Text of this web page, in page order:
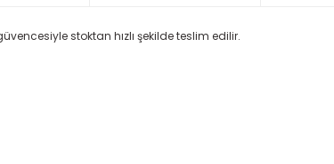
stoktan hızlı şekilde teslim edilir.